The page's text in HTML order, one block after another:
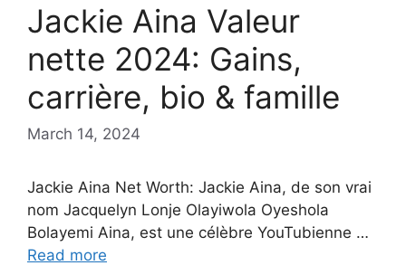
Jackie Aina Valeur
nette 2024: Gains,
carrière, bio & famille
March 14, 2024
Jackie Aina Net Worth: Jackie Aina, de son vrai
nom Jacquelyn Lonje Olayiwola Oyeshola
Bolayemi Aina, est une célèbre YouTubienne …
Read more